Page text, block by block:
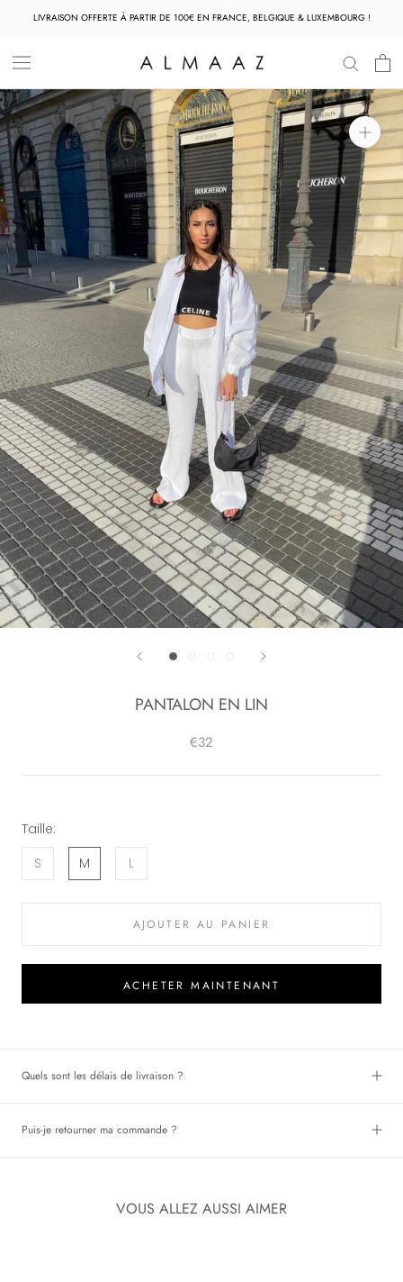
LIVRAISON OFFERTE À PARTIR DE 100€ EN FRANCE, BELGIQUE & LUXEMBOURG !
PANTALON EN LIN
€32
Taille:
S
M L
AJOUTER AU PANIER
ACHETER MAINTENANT
Quels sont les délais de livraison ?
Puis-je retourner ma commande ?
VOUS ALLEZ AUSSI AIMER